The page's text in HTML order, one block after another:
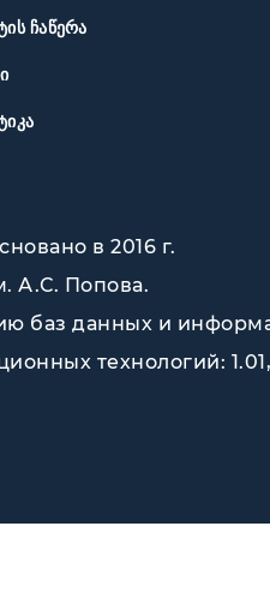
ᲩᲐᲬᲔᲠᲐ
в 2016 г.
А.С. Попова.
баз данных и
технологий: 1.01,